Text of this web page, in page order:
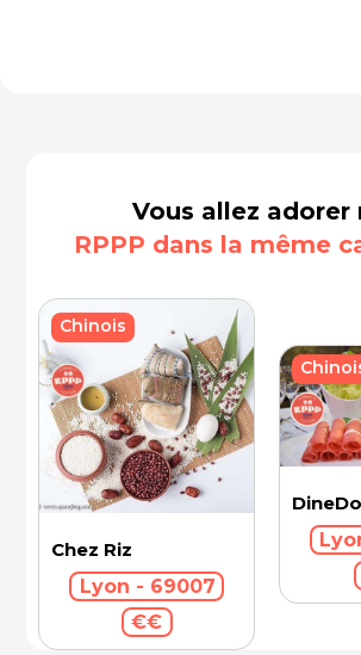
Vous allez adorer
RPPP dans la même
Chez Riz
Lyon - 69007
€€
Chinois